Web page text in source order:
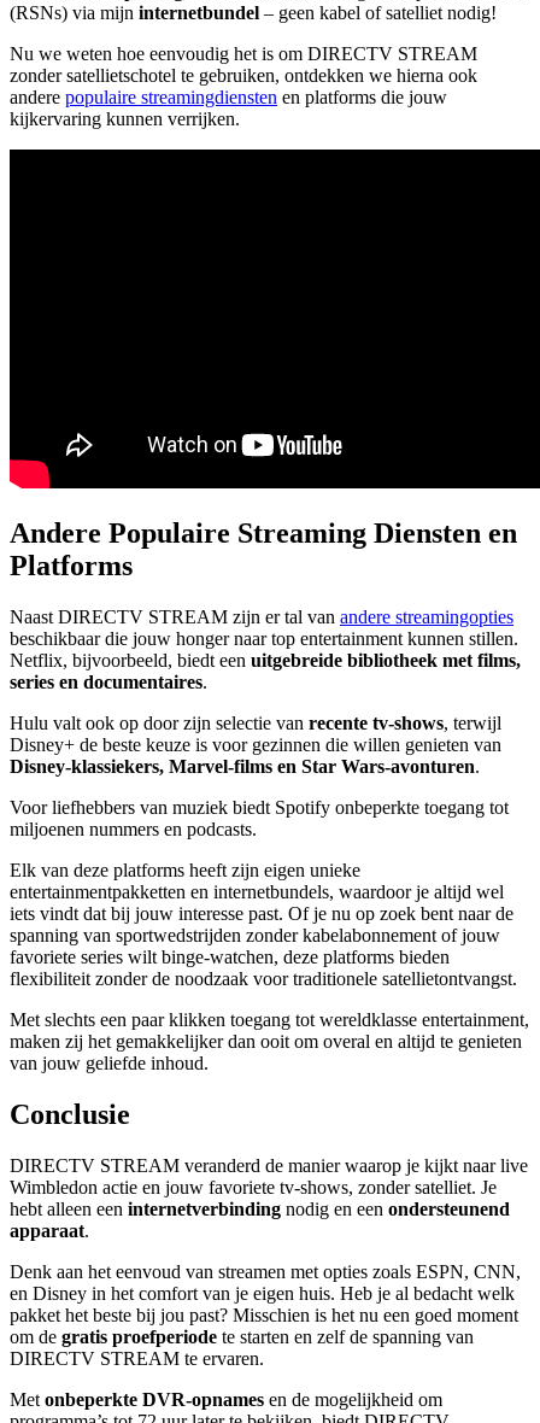
(RSNs) via mijn internetbundel – geen kabel of satelliet nodig!
Nu we weten hoe eenvoudig het is om DIRECTV STREAM
zonder satellietschotel te gebruiken, ontdekken we hierna ook
andere populaire streamingdiensten en platforms die jouw
kijkervaring kunnen verrijken.
Andere Populaire Streaming Diensten en
Platforms
Naast DIRECTV STREAM zijn er tal van andere streamingopties
beschikbaar die jouw honger naar top entertainment kunnen stillen.
Netflix, bijvoorbeeld, biedt een uitgebreide bibliotheek met films,
series en documentaires.
Hulu valt ook op door zijn selectie van recente tv-shows, terwijl
Disney+ de beste keuze is voor gezinnen die willen genieten van
Disney-klassiekers, Marvel-films en Star Wars-avonturen.
Voor liefhebbers van muziek biedt Spotify onbeperkte toegang tot
miljoenen nummers en podcasts.
Elk van deze platforms heeft zijn eigen unieke
entertainmentpakketten en internetbundels, waardoor je altijd wel
iets vindt dat bij jouw interesse past. Of je nu op zoek bent naar de
spanning van sportwedstrijden zonder kabelabonnement of jouw
favoriete series wilt binge-watchen, deze platforms bieden
flexibiliteit zonder de noodzaak voor traditionele satellietontvangst.
Met slechts een paar klikken toegang tot wereldklasse entertainment,
maken zij het gemakkelijker dan ooit om overal en altijd te genieten
van jouw geliefde inhoud.
Conclusie
DIRECTV STREAM veranderd de manier waarop je kijkt naar live
Wimbledon actie en jouw favoriete tv-shows, zonder satelliet. Je
hebt alleen een internetverbinding nodig en een ondersteunend
apparaat.
Denk aan het eenvoud van streamen met opties zoals ESPN, CNN,
en Disney in het comfort van je eigen huis. Heb je al bedacht welk
pakket het beste bij jou past? Misschien is het nu een goed moment
om de gratis proefperiode te starten en zelf de spanning van
DIRECTV STREAM te ervaren.
Met onbeperkte DVR-opnames en de mogelijkheid om